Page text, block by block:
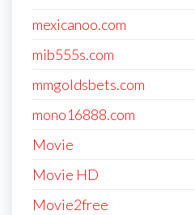
mexicanoo.com
mib555s.com
mmgoldsbets.com
mono16888.com
Movie
Movie HD
Movie2free